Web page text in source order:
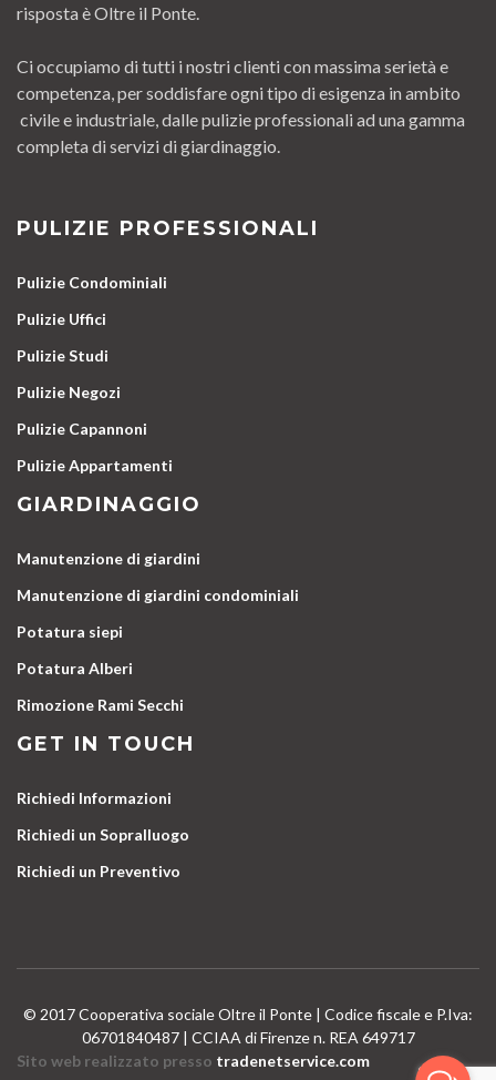
risposta è Oltre il Ponte.
Ci occupiamo di tutti i nostri clienti con massima serietà e
competenza, per soddisfare ogni tipo di esigenza in ambito
civile e industriale, dalle pulizie professionali ad una gamma
completa di servizi di giardinaggio.
PULIZIE PROFESSIONALI
Pulizie Condominiali
Pulizie Uffici
Pulizie Studi
Pulizie Negozi
Pulizie Capannoni
Pulizie Appartamenti
GIARDINAGGIO
Manutenzione di giardini
Manutenzione di giardini condominiali
Potatura siepi
Potatura Alberi
Rimozione Rami Secchi
GET IN TOUCH
Richiedi Informazioni
Richiedi un Sopralluogo
Richiedi un Preventivo
© 2017 Cooperativa sociale Oltre il Ponte | Codice fiscale e P.Iva:
06701840487 | CCIAA di Firenze n. REA 649717
Sito web realizzato presso tradenetservice.com